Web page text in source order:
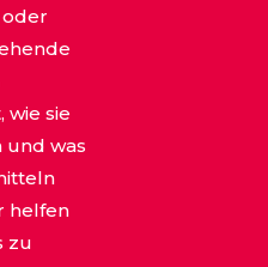
wie sie
und was
helfen
zu